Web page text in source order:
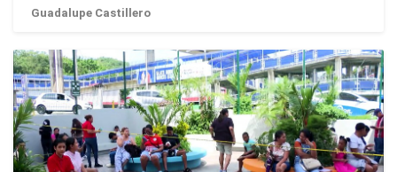
Guadalupe Castillero